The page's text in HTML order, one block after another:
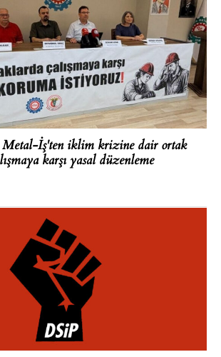
İş'ten iklim krizine dair ortak
karşı yasal düzenleme